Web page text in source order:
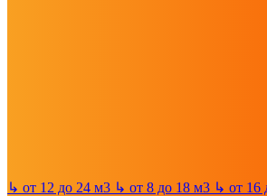
↳ от 12 до 24 м3 ↳ от 8 до 18 м3 ↳ от 16